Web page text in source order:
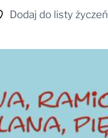
Dodaj do listy życzeń